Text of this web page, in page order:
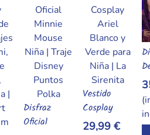
Carrito
Añadir Al Carrito
Vestido
Cosplay
Princesa
29,99 €
Añadir Al Carrito
Disfraz
Deluxe
Vampirina
Disney
Junior |
Cosplay
35,99 €
(impuestos
inc.)